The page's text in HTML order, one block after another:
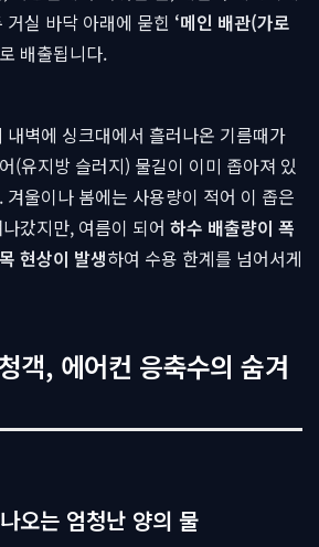
실 바닥 아래에 묻힌 ‘메인 배관(가로
배출됩니다.
내벽에 싱크대에서 흘러나온 기름때가
(유지방 슬러지) 물길이 이미 좁아져 있
울이나 봄에는 사용량이 적어 이 좁은
갔지만, 여름이 되어 하수 배출량이 폭
현상이 발생하여 수용 한계를 넘어서게
객, 에어컨 응축수의 숨겨
오는 엄청난 양의 물